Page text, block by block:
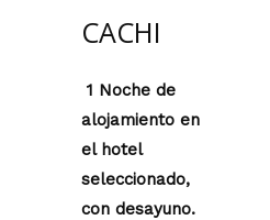
CACHI
1 Noche de
alojamiento en
el hotel
seleccionado,
con desayuno.